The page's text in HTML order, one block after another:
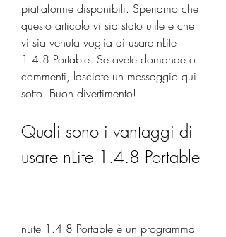
piattaforme disponibili. Speriamo che
questo articolo vi sia stato utile e che
vi sia venuta voglia di usare nLite
1.4.8 Portable. Se avete domande o
commenti, lasciate un messaggio qui
sotto. Buon divertimento!
Quali sono i vantaggi di
usare nLite 1.4.8 Portable
nLite 1.4.8 Portable è un programma